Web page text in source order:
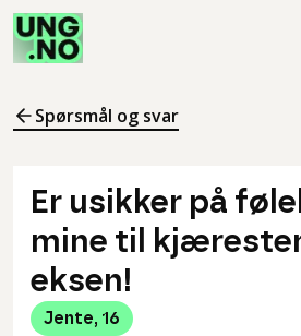
Spørsmål og svar
Er usikker på
mine til
eksen!
Jente, 16